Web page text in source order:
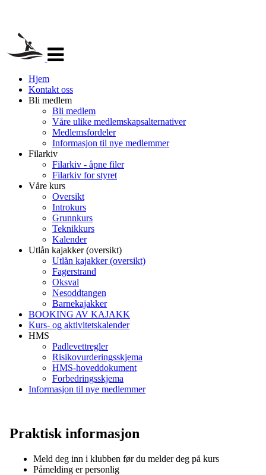
navigasjon
Hjem
Kontakt oss
Bli medlem
Bli medlem
Våre ulike medlemskapsalternativer
Medlemsfordeler
Informasjon til nye medlemmer
Filarkiv
Filarkiv - åpne filer
Filarkiv for styret
Våre kurs
Oversikt
Introkurs
Grunnkurs
Teknikkurs
Kalender
Utlån kajakker (oversikt)
Utlån kajakker (oversikt)
Fagerstrand
Oksval
Nesoddtangen
Barnekajakker
BOOKING AV KAJAKK
Kurs- og aktivitetskalender
HMS
Padlevettregler
Risikovurderingsskjema
HMS-hoveddokument
Forbedringsskjema
Informasjon til nye medlemmer
Praktisk informasjon
Meld deg inn i klubben før du melder deg på kurs
Påmelding er personlig